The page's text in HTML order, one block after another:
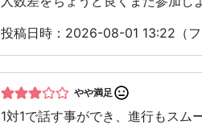
投稿日時：2026-08-01 13:22（フ
やや満足
1対1で話す事ができ、進行もスム